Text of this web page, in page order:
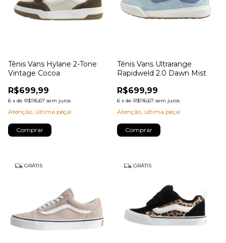
Tênis Vans Hylane 2-Tone
Vintage Cocoa
R$699,99
6 x de R$116,67 sem juros
Atenção, última peça!
Comprar
Tênis Vans Ultrarange
Rapidweld 2.0 Dawn Mist
R$699,99
6 x de R$116,67 sem juros
Atenção, última peça!
Comprar
GRÁTIS GRÁTIS